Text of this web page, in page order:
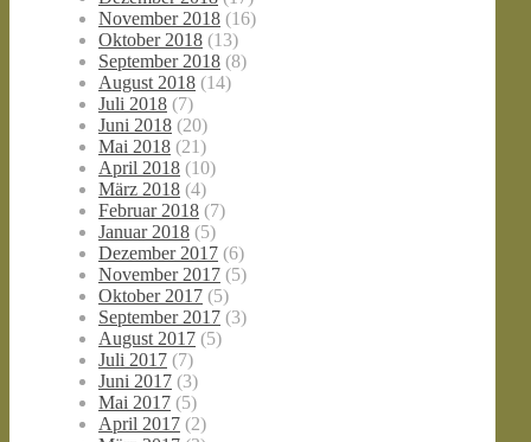
November 2018 (16)
Oktober 2018 (13)
September 2018 (8)
August 2018 (14)
Juli 2018 (7)
Juni 2018 (20)
Mai 2018 (21)
April 2018 (10)
März 2018 (4)
Februar 2018 (7)
Januar 2018 (5)
Dezember 2017 (6)
November 2017 (5)
Oktober 2017 (5)
September 2017 (3)
August 2017 (5)
Juli 2017 (7)
Juni 2017 (3)
Mai 2017 (5)
April 2017 (2)